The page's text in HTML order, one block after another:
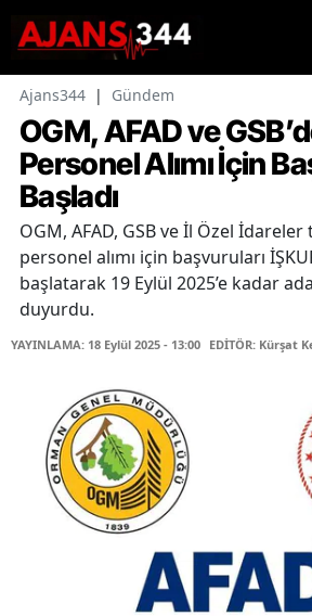
Ajans344 | Gündem
OGM, AFAD ve
Personel Alımı İçin
Başladı
OGM, AFAD, GSB ve İl Özel
personel alımı için başvuruları
başlatarak 19 Eylül 2025’e kadar
duyurdu.
YAYINLAMA: 18 Eylül 2025 - 13:00 EDİTÖR: Kürşat